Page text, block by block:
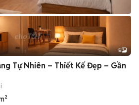
5
Tự Nhiên – Thiết Kế Đẹp – Gần